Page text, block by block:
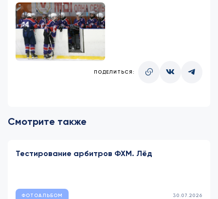
ПОДЕЛИТЬСЯ:
Смотрите также
Тестирование арбитров ФХМ. Лёд
ФОТОАЛЬБОМ 30.07.2026